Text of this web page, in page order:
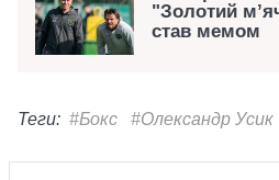
"Золотий
став мемом
Теги: #Бокс #Олександр Усик